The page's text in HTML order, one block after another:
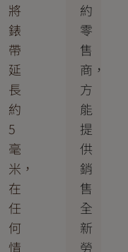
將
錶
帶
延
長
約
5
毫
米，
在
任
何
情
約
零
售
商，
方
能
提
供
銷
售
全
新
勞